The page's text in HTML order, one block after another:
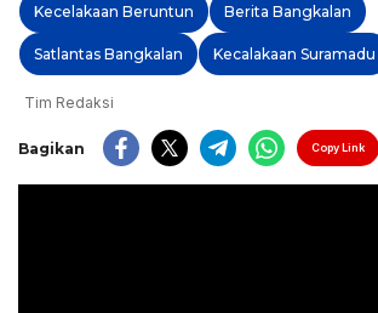
Kecelakaan Beruntun Berita Bangkalan
Satlantas Bangkalan Kecalakaan Suramadu
Tim Redaksi
Bagikan Copy Link